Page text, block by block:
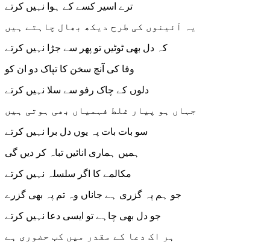
ترے اسیر کسے کے ہوا نہیں کرتے
یہ آئینوں کی طرح دیکھ بھال چاہتے ہیں
کہ دل بھی ٹوٹیں تو پھر سے جڑا نہیں کرتے
وفا کی آنچ سخن کا تپاک دو ان کو
دلوں کے چاک رفو سے سلا نہیں کرتے
جہاں ہو پیار غلط فہمیاں بھی ہوتی ہیں
سو بات بات پہ یوں دل برا نہیں کرتے
ہمیں ہماری انائیں تباہ کر دیں گی
مکالمے کا اگر سلسلہ نہیں کرتے
جو ہم پہ گزری ہے جاناں وہ تم پہ بھی گزرے
جو دل بھی چاہے تو ایسی دعا نہیں کرتے
ہر اک دعا کے مقدر میں کب حضوری ہے